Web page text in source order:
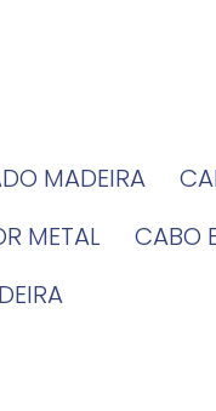
MADEIRA
METAL